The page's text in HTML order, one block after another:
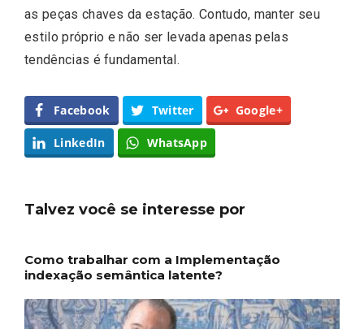
as peças chaves da estação. Contudo, manter seu
estilo próprio e não ser levada apenas pelas
tendências é fundamental.
Facebook Twitter Google+
LinkedIn WhatsApp
Talvez você se interesse por
Como trabalhar com a Implementação
indexação semântica latente?